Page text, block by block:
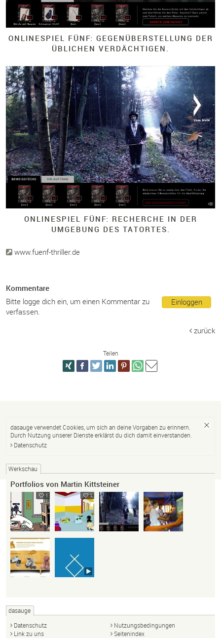
ONLINESPIEL FÜNF: GEGENÜBERSTELLUNG DER
ÜBLICHEN VERDÄCHTIGEN.
ONLINESPIEL FÜNF: RECHERCHE IN DER
UMGEBUNG DES TATORTES.
www.fuenf-thriller.de
Kommentare
Einloggen
Bitte logge dich ein, um einen Kommentar zu
verfassen.
zurück
Teilen
dasauge verwendet Cookies, um sich an deine Vorgaben zu erinnern.
Durch Nutzung unserer Dienste erklärst du dich damit einverstanden.
Datenschutz
Werkschau
Portfolios von Martin Kittsteiner
1 1
dasauge
Datenschutz
Nutzungsbedingungen
Link zu uns
Seitenindex